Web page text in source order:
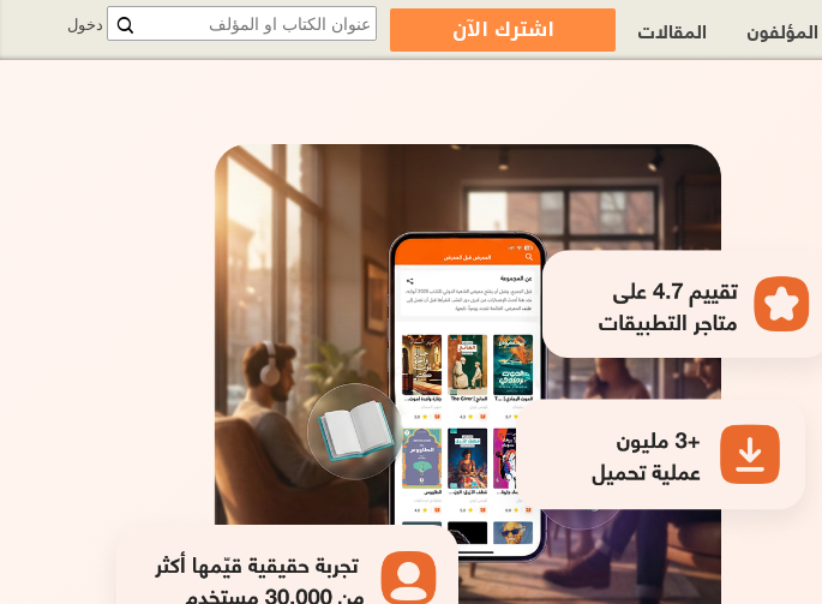
دخول المؤلفون المقالات اشترك الآن